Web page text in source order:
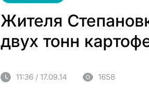
Жителя
двух тонн
11:36 / 17.09.14 1658